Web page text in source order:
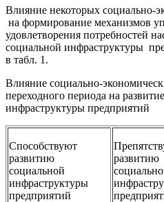
Влияние некоторых социально-
на формирование механизмов
удовлетворения потребностей
социальной инфраструктуры
в табл. 1.
Влияние социально-
переходного периода на
инфраструктуры предприятий
Способствуют
развитию
социальной
инфраструктуры
предприятий
развитию